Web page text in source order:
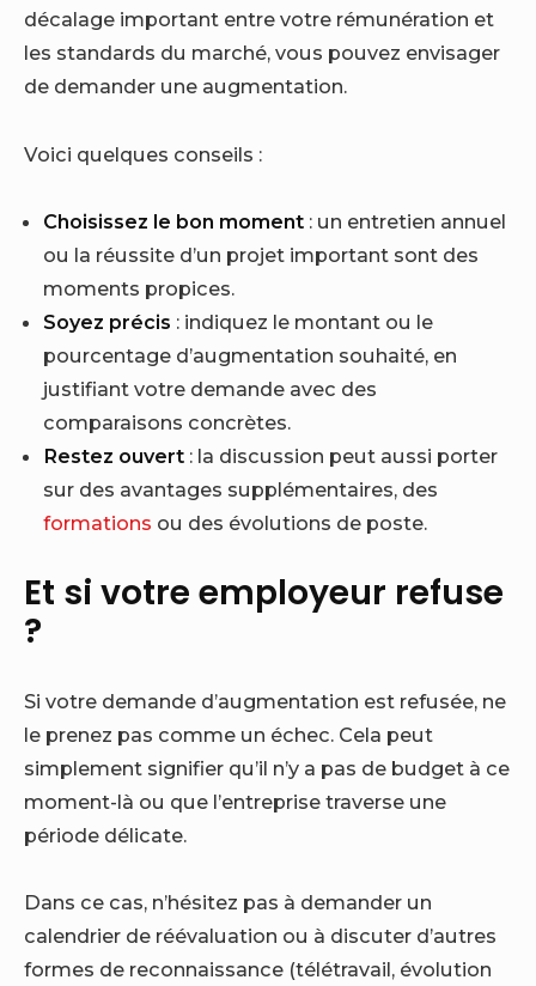
décalage important entre votre rémunération et
les standards du marché, vous pouvez envisager
de demander une augmentation.
Voici quelques conseils :
Choisissez le bon moment : un entretien annuel
ou la réussite d’un projet important sont des
moments propices.
Soyez précis : indiquez le montant ou le
pourcentage d’augmentation souhaité, en
justifiant votre demande avec des
comparaisons concrètes.
Restez ouvert : la discussion peut aussi porter
sur des avantages supplémentaires, des
formations ou des évolutions de poste.
Et si votre employeur refuse
?
Si votre demande d’augmentation est refusée, ne
le prenez pas comme un échec. Cela peut
simplement signifier qu’il n’y a pas de budget à ce
moment-là ou que l’entreprise traverse une
période délicate.
Dans ce cas, n’hésitez pas à demander un
calendrier de réévaluation ou à discuter d’autres
formes de reconnaissance (télétravail, évolution